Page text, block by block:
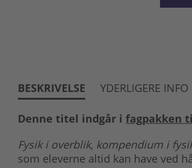
BESKRIVELSE YDERLIGERE INFO
Denne titel indgår i fagpakken
Fysik i overblik, kompendium i
som eleverne altid kan have ved